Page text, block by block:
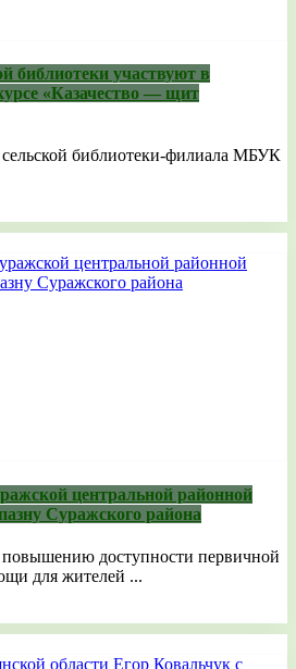
библиотеки участвуют в
«Казачество — щит
библиотеки-филиала МБУК
центральной районной
Суражского района
доступности первичной
для жителей ...